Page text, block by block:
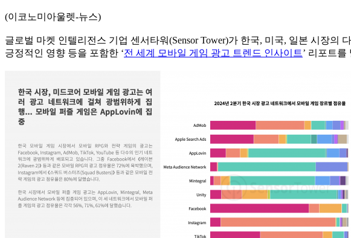
(이코노미아울렛-뉴스)
글로벌 마켓 인텔리전스 기업 센서타워(Sensor Tower)가 한국, 미국, 일본 시장
긍정적인 영향 등을 포함한 ‘전 세계 모바일 게임 광고 트렌드 인사이트’ 리포트를